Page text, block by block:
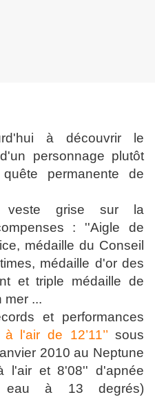
à découvrir le
personnage plutôt
permanente de
veste grise sur la
: ''Aigle de
médaille du Conseil
médaille d'or des
et triple médaille de
mer ...
et performances
l'air de 12’11’’ sous
2010 au Neptune
l'air et 8'08'' d'apnée
eau à 13 degrés)